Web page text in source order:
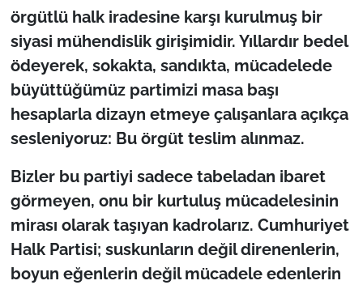
örgütlü halk iradesine karşı kurulmuş bir
siyasi mühendislik girişimidir. Yıllardır bedel
ödeyerek, sokakta, sandıkta, mücadelede
büyüttüğümüz partimizi masa başı
hesaplarla dizayn etmeye çalışanlara açıkça
sesleniyoruz: Bu örgüt teslim alınmaz.
Bizler bu partiyi sadece tabeladan ibaret
görmeyen, onu bir kurtuluş mücadelesinin
mirası olarak taşıyan kadrolarız. Cumhuriyet
Halk Partisi; suskunların değil direnenlerin,
boyun eğenlerin değil mücadele edenlerin